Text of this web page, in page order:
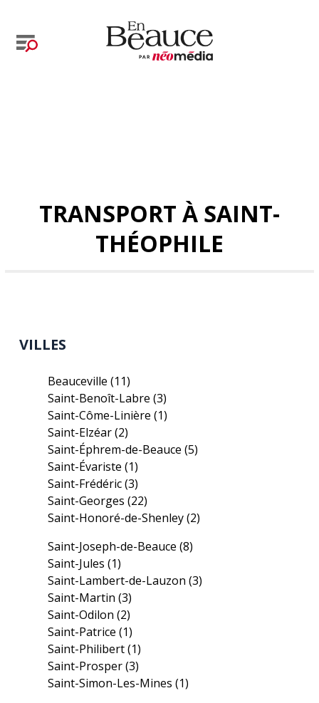
TRANSPORT À SAINT-
THÉOPHILE
VILLES
Beauceville(11)
Saint-Benoît-Labre(3)
Saint-Côme-Linière(1)
Saint-Elzéar(2)
Saint-Éphrem-de-Beauce(5)
Saint-Évariste(1)
Saint-Frédéric(3)
Saint-Georges(22)
Saint-Honoré-de-Shenley(2)
Saint-Joseph-de-Beauce(8)
Saint-Jules(1)
Saint-Lambert-de-Lauzon(3)
Saint-Martin(3)
Saint-Odilon(2)
Saint-Patrice(1)
Saint-Philibert(1)
Saint-Prosper(3)
Saint-Simon-Les-Mines(1)